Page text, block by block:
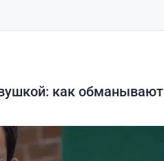
как обманывают